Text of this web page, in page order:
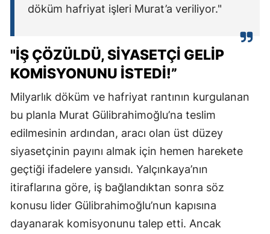
döküm hafriyat işleri Murat’a veriliyor."
"İŞ ÇÖZÜLDÜ, SİYASETÇİ GELİP
KOMİSYONUNU İSTEDİ!”
Milyarlık döküm ve hafriyat rantının kurgulanan
bu planla Murat Gülibrahimoğlu’na teslim
edilmesinin ardından, aracı olan üst düzey
siyasetçinin payını almak için hemen harekete
geçtiği ifadelere yansıdı. Yalçınkaya’nın
itiraflarına göre, iş bağlandıktan sonra söz
konusu lider Gülibrahimoğlu’nun kapısına
dayanarak komisyonunu talep etti. Ancak